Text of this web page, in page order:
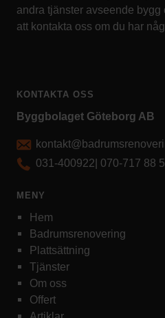
andra tjänster avseende
att kontakta oss om du har
KONTAKTA OSS
Byggbolaget Göteborg AB
031-400922| 070-717 88
MENY
Hem
Badrumsrenovering
Plattsättning
Tjänster
Om oss
Offert